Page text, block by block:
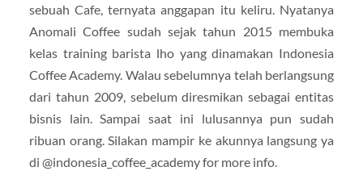
sebuah Cafe, ternyata anggapan itu keliru. Nyatanya
Anomali Coffee sudah sejak tahun 2015 membuka
kelas training barista lho yang dinamakan Indonesia
Coffee Academy. Walau sebelumnya telah berlangsung
dari tahun 2009, sebelum diresmikan sebagai entitas
bisnis lain. Sampai saat ini lulusannya pun sudah
ribuan orang. Silakan mampir ke akunnya langsung ya
di @indonesia_coffee_academy for more info.